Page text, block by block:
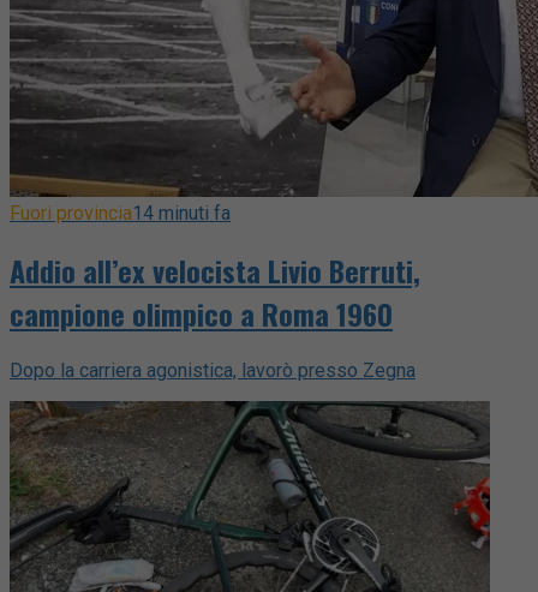
Fuori provincia14 minuti fa
Addio all’ex velocista Livio Berruti,
campione olimpico a Roma 1960
Dopo la carriera agonistica, lavorò presso Zegna